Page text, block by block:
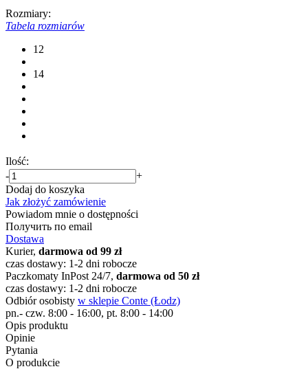
Rozmiary:
Tabela rozmiarów
12
14
Ilość:
-
+
Dodaj do koszyka
Jak złożyć zamówienie
Powiadom mnie o dostępności
Получить по email
Dostawa
Kurier, darmowa od 99 zł
czas dostawy: 1-2 dni robocze
Paczkomaty InPost 24/7, darmowa od 50 zł
czas dostawy: 1-2 dni robocze
Odbiór osobisty w sklepie Conte (Łodz)
pn.- czw. 8:00 - 16:00, pt. 8:00 - 14:00
Opis produktu
Opinie
Pytania
O produkcie